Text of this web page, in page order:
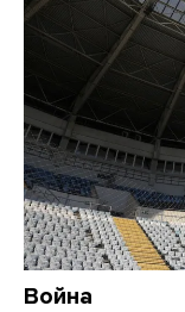
Война